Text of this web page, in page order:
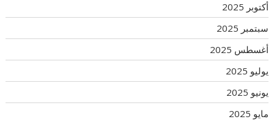
أكتوبر 2025
سبتمبر 2025
أغسطس 2025
يوليو 2025
يونيو 2025
مايو 2025